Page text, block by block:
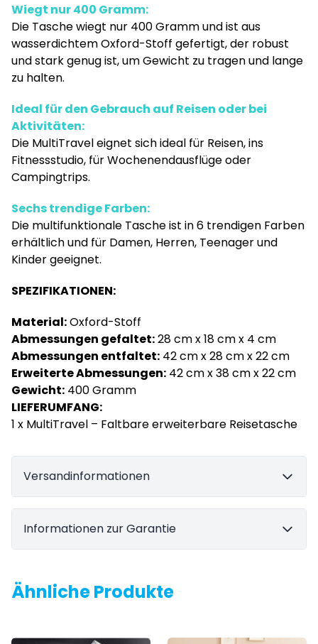
Wiegt nur 400 Gramm:
Die Tasche wiegt nur 400 Gramm und ist aus
wasserdichtem Oxford-Stoff gefertigt, der robust
und stark genug ist, um Gewicht zu tragen und lange
zu halten.
Ideal für den Gebrauch auf Reisen oder bei
Aktivitäten:
Die MultiTravel eignet sich ideal für Reisen, ins
Fitnessstudio, für Wochenendausflüge oder
Campingtrips.
Sechs trendige Farben:
Die multifunktionale Tasche ist in 6 trendigen Farben
erhältlich und für Damen, Herren, Teenager und
Kinder geeignet.
SPEZIFIKATIONEN:
Material:Oxford-Stoff
Abmessungen gefaltet:28 cm x 18 cm x 4 cm
Abmessungen entfaltet: 42 cm x 28 cm x 22 cm
Erweiterte Abmessungen: 42 cm x 38 cm x 22 cm
Gewicht: 400 Gramm
LIEFERUMFANG:
1 x MultiTravel – Faltbare erweiterbare Reisetasche
Versandinformationen
Informationen zur Garantie
Ähnliche Produkte